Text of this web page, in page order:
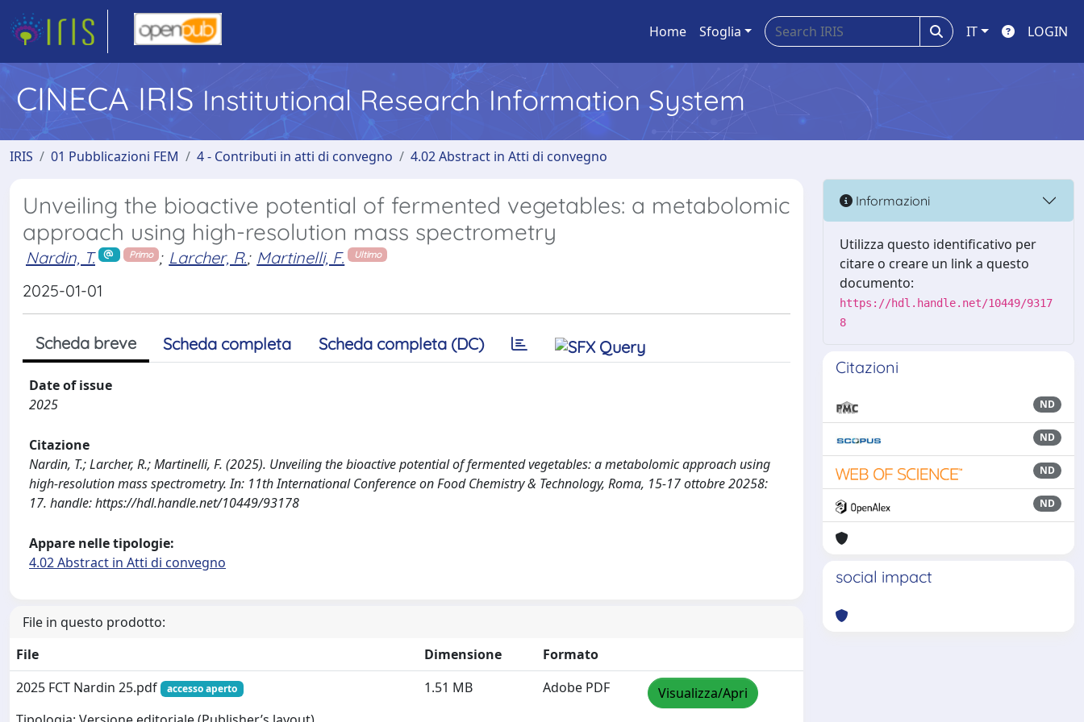
Home Sfoglia IT LOGIN
CINECA IRIS Institutional Research Information System
IRIS 01 Pubblicazioni FEM 4 - Contributi in atti di convegno 4.02 Abstract in Atti di convegno
Unveiling the bioactive potential of fermented vegetables: a metabolomic
approach using high-resolution mass spectrometry
Nardin, T. Primo ; Larcher, R.; Martinelli, F. Ultimo
2025-01-01
Scheda breve Scheda completa Scheda completa (DC)
Date of issue
2025
Citazione
Nardin, T.; Larcher, R.; Martinelli, F. (2025). Unveiling the bioactive potential of fermented vegetables: a metabolomic approach using
high-resolution mass spectrometry. In: 11th International Conference on Food Chemistry & Technology, Roma, 15-17 ottobre 20258:
17. handle: https://hdl.handle.net/10449/93178
Appare nelle tipologie:
4.02 Abstract in Atti di convegno
File in questo prodotto:
File
Dimensione
Formato
2025 FCT Nardin 25.pdf
accesso aperto 1.51 MB Adobe PDF Visualizza/Apri
Informazioni
Utilizza questo identificativo per
citare o creare un link a questo
documento:
https://hdl.handle.net/10449/9317
8
Citazioni
ND
ND
ND
ND
social impact